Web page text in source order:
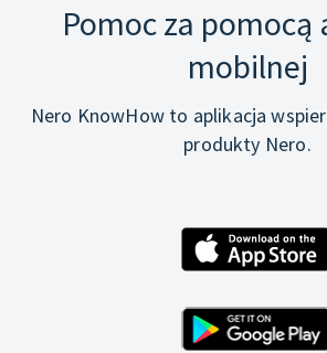
Pomoc za pomocą
mobilnej
Nero KnowHow to aplikacja
produkty Nero.